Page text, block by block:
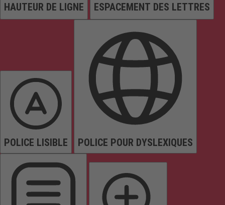
HAUTEUR DE LIGNE ESPACEMENT DES LETTRES
POLICE LISIBLE POLICE POUR DYSLEXIQUES